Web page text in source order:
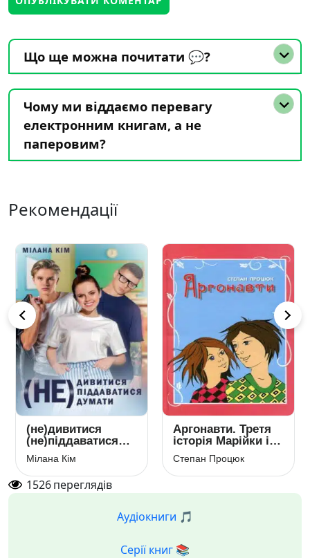
Що ще можна почитати 💬?
Чому ми віддаємо перевагу
електронним книгам, а не
паперовим?
Рекомендації
(не)дивитися
(не)піддаватися
(не)думати
Мілана Кім
Аргонавти. Третя
історія Марійки і
Костика
Степан Процюк
1526переглядів
Аудіокниги 🎵
Серії книг 📚